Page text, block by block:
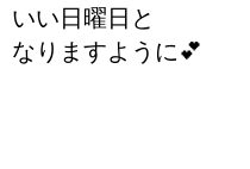
いい日曜日と
なりますように💕